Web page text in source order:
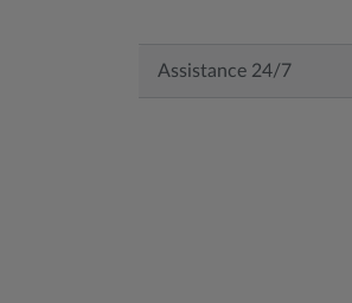
Assistance 24/7